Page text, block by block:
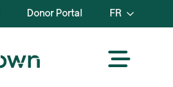
Donor Portal FR